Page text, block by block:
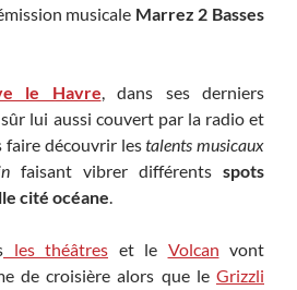
musicale Marrez 2 Basses
le Havre, dans ses derniers
lui aussi couvert par la radio et
faire découvrir lestalents musicaux
faisant vibrer différents spots
cité océane.
les théâtres et le Volcan vont
de croisière alors que le Grizzli